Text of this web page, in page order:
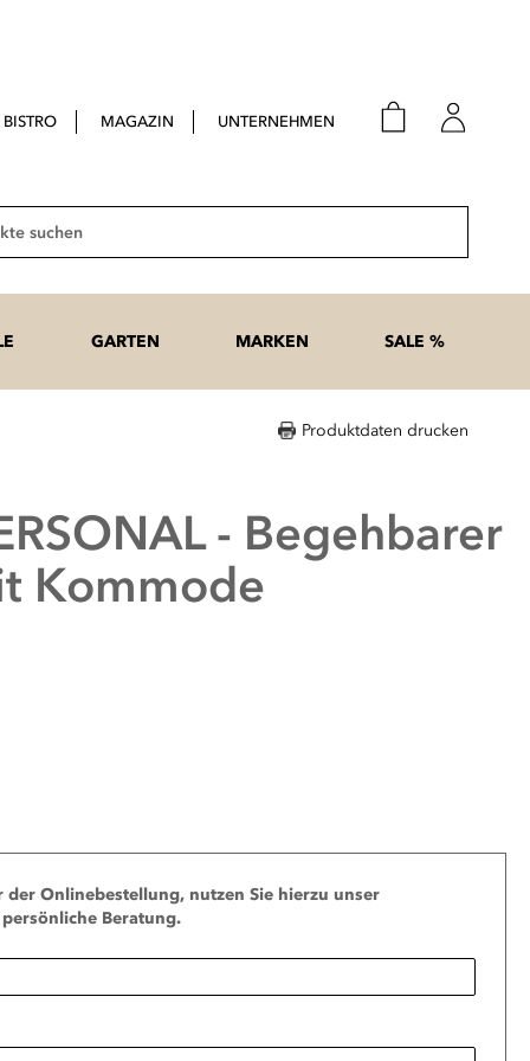
BISTRO MAGAZIN UNTERNEHMEN
Suche
GARTEN MARKEN SALE %
Produktdaten drucken
- Begehbarer
Kommode
der Onlinebestellung, nutzen Sie hierzu unser
Beratung.